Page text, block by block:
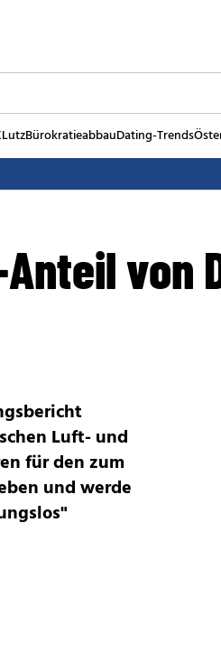
BürokratieabbauDating-Trends
von
Luft- und
für den zum
und werde